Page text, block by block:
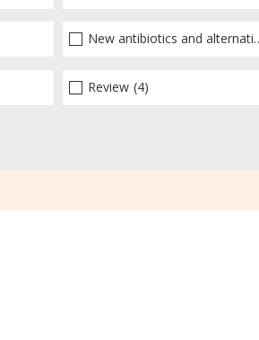
New antibiotics and alternatives
Review (4)